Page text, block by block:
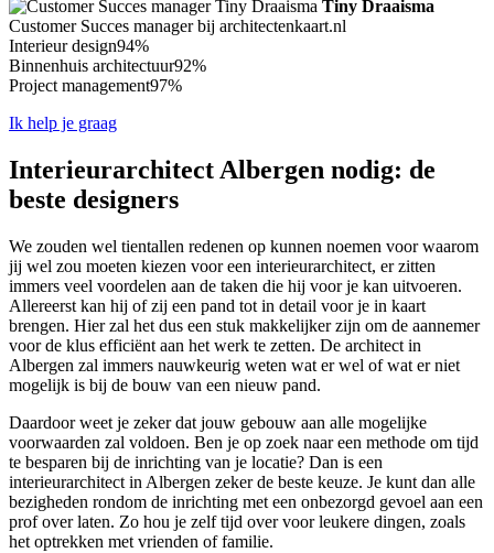
Tiny Draaisma
Customer Succes manager bij architectenkaart.nl
Interieur design94%
Binnenhuis architectuur92%
Project management97%
Ik help je graag
Interieurarchitect Albergen nodig: de
beste designers
We zouden wel tientallen redenen op kunnen noemen voor waarom
jij wel zou moeten kiezen voor een interieurarchitect, er zitten
immers veel voordelen aan de taken die hij voor je kan uitvoeren.
Allereerst kan hij of zij een pand tot in detail voor je in kaart
brengen. Hier zal het dus een stuk makkelijker zijn om de aannemer
voor de klus efficiënt aan het werk te zetten. De architect in
Albergen zal immers nauwkeurig weten wat er wel of wat er niet
mogelijk is bij de bouw van een nieuw pand.
Daardoor weet je zeker dat jouw gebouw aan alle mogelijke
voorwaarden zal voldoen. Ben je op zoek naar een methode om tijd
te besparen bij de inrichting van je locatie? Dan is een
interieurarchitect in Albergen zeker de beste keuze. Je kunt dan alle
bezigheden rondom de inrichting met een onbezorgd gevoel aan een
prof over laten. Zo hou je zelf tijd over voor leukere dingen, zoals
het optrekken met vrienden of familie.